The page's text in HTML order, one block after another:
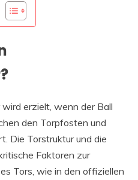
erzielt, wenn der Ball
den Torpfosten und
Die Torstruktur und die
Faktoren zur
Tors, wie in den offiziellen